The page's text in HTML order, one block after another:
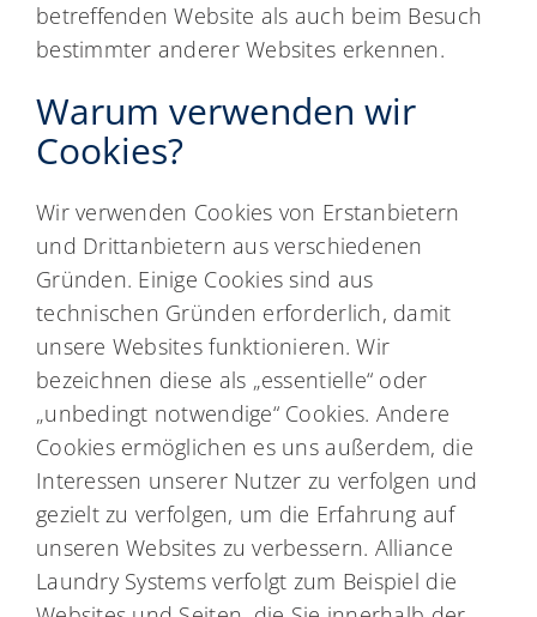
betreffenden Website als auch beim Besuch
bestimmter anderer Websites erkennen.
Warum verwenden wir
Cookies?
Wir verwenden Cookies von Erstanbietern
und Drittanbietern aus verschiedenen
Gründen. Einige Cookies sind aus
technischen Gründen erforderlich, damit
unsere Websites funktionieren. Wir
bezeichnen diese als „essentielle“ oder
„unbedingt notwendige“ Cookies. Andere
Cookies ermöglichen es uns außerdem, die
Interessen unserer Nutzer zu verfolgen und
gezielt zu verfolgen, um die Erfahrung auf
unseren Websites zu verbessern. Alliance
Laundry Systems verfolgt zum Beispiel die